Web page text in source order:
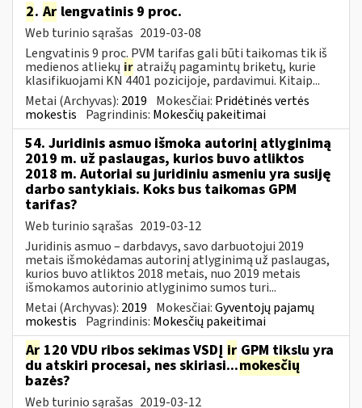
2. Ar lengvatinis 9 proc.
Web turinio sąrašas 2019-03-08
Lengvatinis 9 proc. PVM tarifas gali būti taikomas tik iš
medienos atliekų iratraižų pagamintų briketų, kurie
klasifikuojami KN 4401 pozicijoje, pardavimui. Kitaip...
Metai (Archyvas): 2019 Mokesčiai: Pridėtinės vertės
mokestis Pagrindinis: Mokesčių pakeitimai
54. Juridinis asmuo išmoka autorinį atlyginimą
2019 m. už paslaugas, kurios buvo atliktos
2018 m. Autoriai su juridiniu asmeniu yra susiję
darbo santykiais. Koks bus taikomas GPM
tarifas?
Web turinio sąrašas 2019-03-12
Juridinis asmuo – darbdavys, savo darbuotojui 2019
metais išmokėdamas autorinį atlyginimą už paslaugas,
kurios buvo atliktos 2018 metais, nuo 2019 metais
išmokamos autorinio atlyginimo sumos turi...
Metai (Archyvas): 2019 Mokesčiai:Gyventojų pajamų
mokestis Pagrindinis: Mokesčių pakeitimai
Ar 120 VDU ribos sekimas VSDĮ ir GPM tikslu yra
du atskiri procesai, nes skiriasi...mokesčių
bazės?
Web turinio sąrašas 2019-03-12